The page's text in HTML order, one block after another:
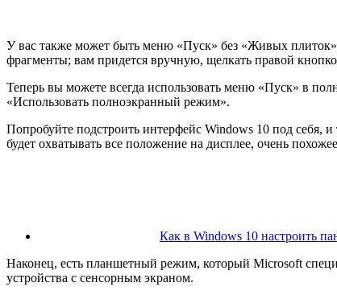
У вас также может быть меню «Пуск» без «Живых
фрагменты; вам придется вручную, щелкать правой
Теперь вы можете всегда использовать меню «Пуск» в
«Использовать полноэкранный режим».
Попробуйте подстроить интерфейс Windows 10 под себя,
будет охватывать все положение на дисплее, очень
Как в Windows 10 настроить
Наконец, есть планшетный режим, который Microsoft
устройства с сенсорным экраном.